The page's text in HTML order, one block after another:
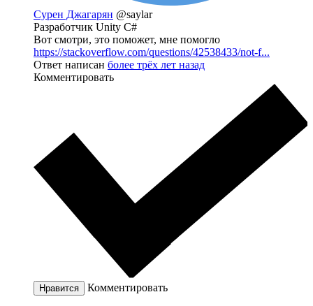
Сурен Джагарян @saylar
Разработчик Unity C#
Вот смотри, это поможет, мне помогло
https://stackoverflow.com/questions/42538433/not-f...
Ответ написан более трёх лет назад
Комментировать
Нравится Комментировать